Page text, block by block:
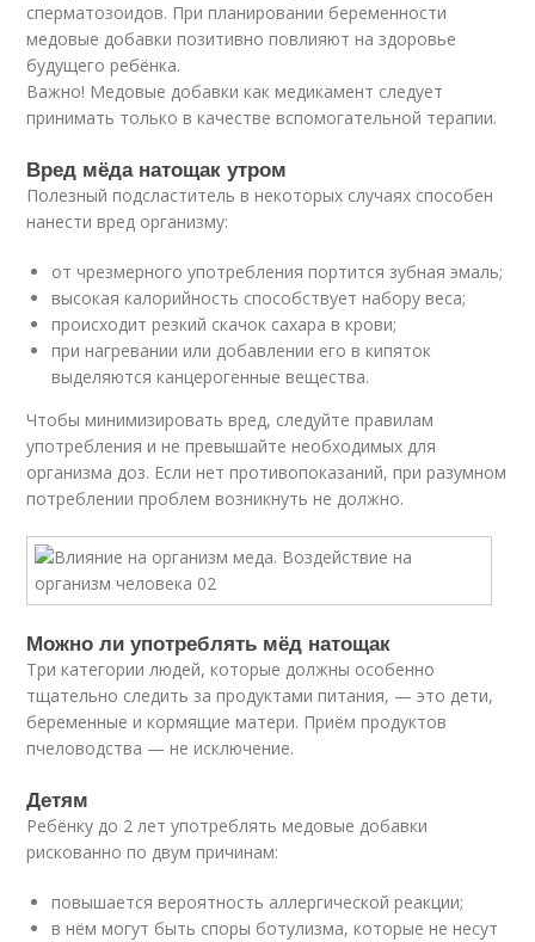
сперматозоидов. При планировании беременности
медовые добавки позитивно повлияют на здоровье
будущего ребёнка.
Важно! Медовые добавки как медикамент следует
принимать только в качестве вспомогательной терапии.
Вред мёда натощак утром
Полезный подсластитель в некоторых случаях способен
нанести вред организму:
от чрезмерного употребления портится зубная эмаль;
высокая калорийность способствует набору веса;
происходит резкий скачок сахара в крови;
при нагревании или добавлении его в кипяток
выделяются канцерогенные вещества.
Чтобы минимизировать вред, следуйте правилам
употребления и не превышайте необходимых для
организма доз. Если нет противопоказаний, при разумном
потреблении проблем возникнуть не должно.
Можно ли употреблять мёд натощак
Три категории людей, которые должны особенно
тщательно следить за продуктами питания, — это дети,
беременные и кормящие матери. Приём продуктов
пчеловодства — не исключение.
Детям
Ребёнку до 2 лет употреблять медовые добавки
рискованно по двум причинам:
повышается вероятность аллергической реакции;
в нём могут быть споры ботулизма, которые не несут